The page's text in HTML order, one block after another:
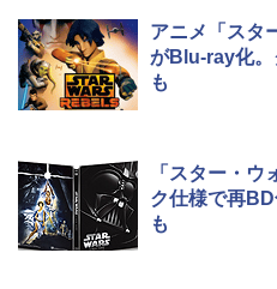
アニメ「スタ
がBlu-ray化。
も
「スター・ウ
ク仕様で再
も